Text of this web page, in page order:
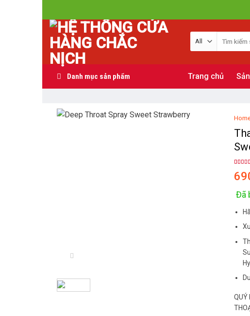
to
content
Danh mục sản phẩm Trang chủ
out of
based
ratings
Đã
QUÝ